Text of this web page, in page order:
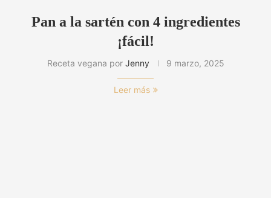
Pan a la sartén con 4 ingredientes
¡fácil!
Receta vegana por Jenny 9 marzo, 2025
Leer más